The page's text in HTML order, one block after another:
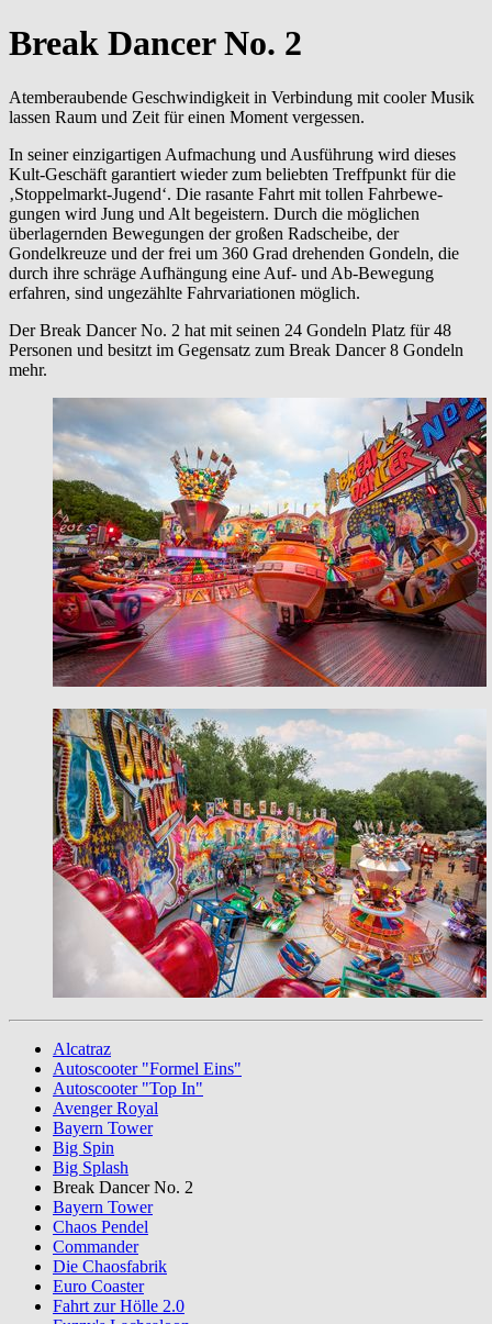
Break Dancer No. 2
Atemberaubende Geschwindigkeit in Verbindung mit cooler Musik
lassen Raum und Zeit für einen Moment vergessen.
In seiner einzigartigen Aufmachung und Ausführung wird dieses
Kult-Geschäft garantiert wieder zum beliebten Treffpunkt für die
‚Stoppelmarkt-Jugend‘. Die rasante Fahrt mit tollen Fahrbewe­
gungen wird Jung und Alt begeistern. Durch die möglichen
überlagernden Bewegungen der großen Radscheibe, der
Gondelkreuze und der frei um 360 Grad drehenden Gondeln, die
durch ihre schräge Aufhängung eine Auf- und Ab-Bewegung
erfahren, sind ungezählte Fahrvariationen möglich.
Der Break Dancer No. 2 hat mit seinen 24 Gondeln Platz für 48
Personen und besitzt im Gegensatz zum Break Dancer 8 Gondeln
mehr.
Alcatraz
Autoscooter "Formel Eins"
Autoscooter "Top In"
Avenger Royal
Bayern Tower
Big Spin
Big Splash
Break Dancer No. 2
Bayern Tower
Chaos Pendel
Commander
Die Chaosfabrik
Euro Coaster
Fahrt zur Hölle 2.0